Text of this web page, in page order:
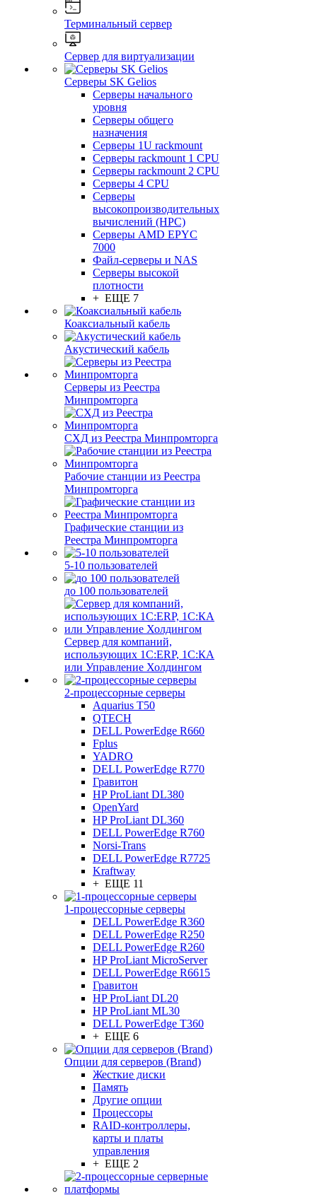
Терминальный сервер
Сервер для виртуализации
Серверы SK Gelios
Серверы начального
уровня
Серверы общего
назначения
Серверы 1U rackmount
Серверы rackmount 1 CPU
Серверы rackmount 2 CPU
Серверы 4 CPU
Серверы
высокопроизводительных
вычислений (HPC)
Серверы AMD EPYC
7000
Файл-серверы и NAS
Серверы высокой
плотности
+ ЕЩЕ 7
Коаксиальный кабель
Акустический кабель
Серверы из Реестра
Минпромторга
СХД из Реестра Минпромторга
Рабочие станции из Реестра
Минпромторга
Графические станции из
Реестра Минпромторга
5-10 пользователей
до 100 пользователей
Сервер для компаний,
использующих 1C:ERP, 1С:КА
или Управление Холдингом
2-процессорные серверы
Aquarius T50
QTECH
DELL PowerEdge R660
Fplus
YADRO
DELL PowerEdge R770
Гравитон
HP ProLiant DL380
OpenYard
HP ProLiant DL360
DELL PowerEdge R760
Norsi-Trans
DELL PowerEdge R7725
Kraftway
+ ЕЩЕ 11
1-процессорные серверы
DELL PowerEdge R360
DELL PowerEdge R250
DELL PowerEdge R260
HP ProLiant MicroServer
DELL PowerEdge R6615
Гравитон
HP ProLiant DL20
HP ProLiant ML30
DELL PowerEdge T360
+ ЕЩЕ 6
Опции для серверов (Brand)
Жесткие диски
Память
Другие опции
Процессоры
RAID-контроллеры,
карты и платы
управления
+ ЕЩЕ 2